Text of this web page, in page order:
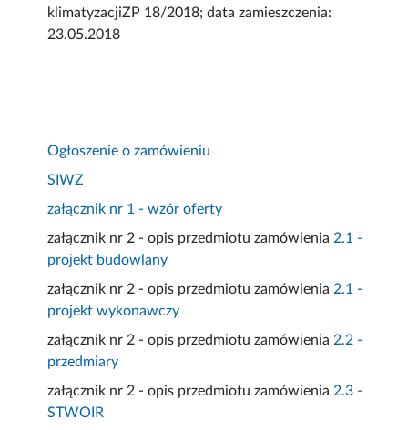
klimatyzacjiZP 18/2018; data zamieszczenia:
23.05.2018
Ogłoszenie o zamówieniu
SIWZ
załącznik nr 1 - wzór oferty
załącznik nr 2 - opis przedmiotu zamówienia 2.1 -
projekt budowlany
załącznik nr 2 - opis przedmiotu zamówienia 2.1 -
projekt wykonawczy
załącznik nr 2 - opis przedmiotu zamówienia 2.2 -
przedmiary
załącznik nr 2 - opis przedmiotu zamówienia 2.3 -
STWOIR